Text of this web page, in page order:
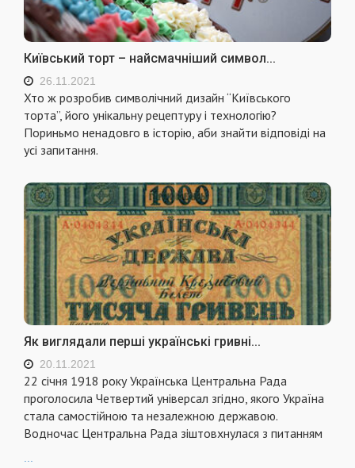
Київський торт – найсмачніший символ...
26.11.2021
Хто ж розробив символічний дизайн “Київського
торта”, його унікальну рецептуру і технологію?
Пориньмо ненадовго в історію, аби знайти відповіді на
усі запитання.
Як виглядали перші українські гривні...
20.11.2021
22 січня 1918 року Українська Центральна Рада
проголосила Четвертий універсал згідно, якого Україна
стала самостійною та незалежною державою.
Водночас Центральна Рада зіштовхнулася з питанням
...